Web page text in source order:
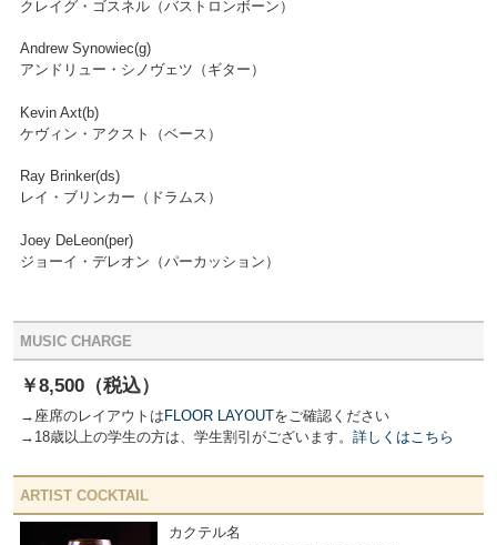
クレイグ・ゴスネル（バストロンボーン）
Andrew Synowiec(g)
アンドリュー・シノヴェツ（ギター）
Kevin Axt(b)
ケヴィン・アクスト（ベース）
Ray Brinker(ds)
レイ・ブリンカー（ドラムス）
Joey DeLeon(per)
ジョーイ・デレオン（パーカッション）
MUSIC CHARGE
￥8,500（税込）
→座席のレイアウトは FLOOR LAYOUTをご確認ください
→18歳以上の学生の方は、学生割引がございます。 詳しくはこちら
ARTIST COCKTAIL
カクテル名